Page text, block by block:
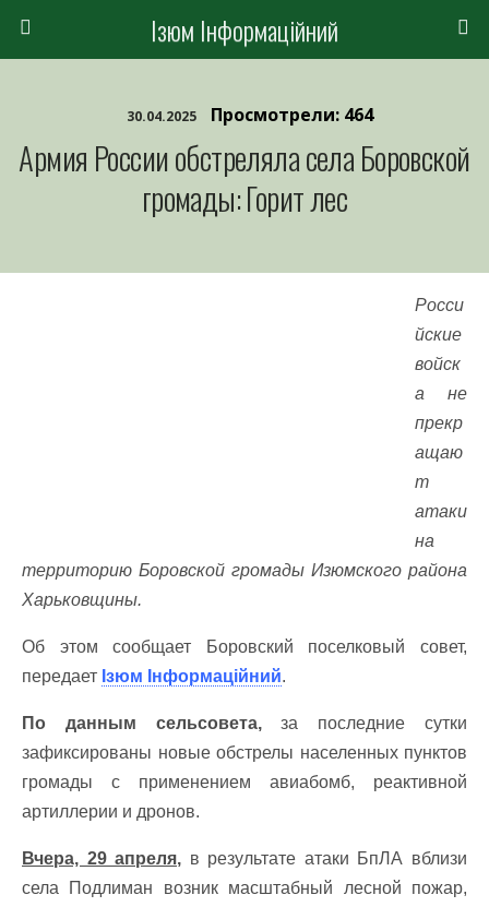
Ізюм Інформаційний
30.04.2025 Просмотрели: 464
Армия России обстреляла села Боровской
громады: Горит лес
Росси
йские
войск
а не
прекр
ащаю
т
атаки
на
территорию Боровской громады Изюмского района
Харьковщины.
Об этом сообщает Боровский поселковый совет,
передает Ізюм Інформаційний.
По данным сельсовета,за последние сутки
зафиксированы новые обстрелы населенных пунктов
громады с применением авиабомб, реактивной
артиллерии и дронов.
Вчера, 29 апреля, в результате атаки БпЛА вблизи
села Подлиман возник масштабный лесной пожар,